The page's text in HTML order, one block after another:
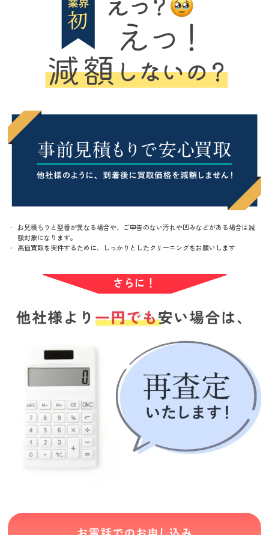
お見積もりと型番が異なる場合や、ご申告のない汚れや凹みなどがある場合は減
額対象になります。
高価買取を実件するために、しっかりとしたクリーニングをお願いします
さらに！